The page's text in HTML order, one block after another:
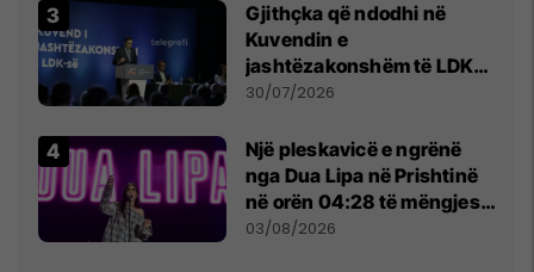
Gjithçka që ndodhi në
Kuvendin e
jashtëzakonshëm të LDK-
së
30/07/2026
Një pleskavicë e ngrënë
nga Dua Lipa në Prishtinë
në orën 04:28 të mëngjesit
- dhe bota digjitale serbe
03/08/2026